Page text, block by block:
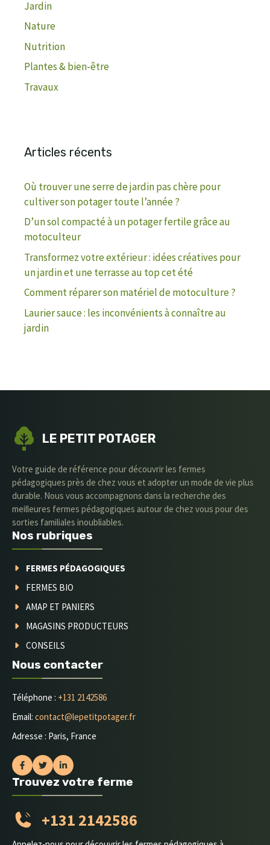
Jardin
Nature
Nutrition
Plantes & bien-être
Travaux
Articles récents
Où trouver une serre de jardin pas chère pour
cultiver son potager toute l’année ?
D’un sol compacté à un potager fertile grâce au
motoculteur
Transformez votre extérieur : idées créatives pour
un jardin et une terrasse au top cet été
Comment réparer son matériel de motoculture ?
Laurier sauce : les inconvénients à connaître au
jardin
LE PETIT POTAGER
Votre guide de référence pour découvrir les fermes
pédagogiques près de chez vous et adopter un mode de vie plus
durable. Nous vous accompagnons dans la recherche des
meilleures fermes pédagogiques autour de chez vous pour des
sorties familiales inoubliables.
Nos rubriques
FERMES PÉDAGOGIQUES
FERMES BIO
AMAP ET PANIERS
MAGASINS PRODUCTEURS
CONSEILS
Nous contacter
Téléphone : +131 2142586
Email: contact@lepetitpotager.fr
Adresse : Paris, France
Trouvez votre ferme
+131 2142586